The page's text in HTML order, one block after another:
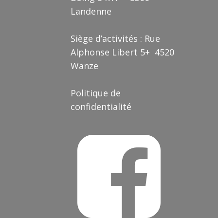
Landenne
Siège d’activités : Rue
Alphonse Libert 5+ 4520
Wanze
Politique de
confidentialité
